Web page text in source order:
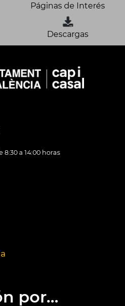
Páginas de Interés
Descargas
8:30 a 14:00 horas
por...